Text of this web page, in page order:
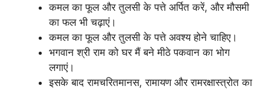
कमल का फूल और तुलसी के पत्ते अर्पित करें, और मौसमी
का फल भी चढ़ाएं।
कमल का फूल और तुलसी के पत्ते अवश्य होने चाहिए।
भगवान श्री राम को घर मैं बने मीठे पकवान का भोग
लगाएं।
इसके बाद रामचरितमानस, रामायण और रामरक्षास्त्रोत का